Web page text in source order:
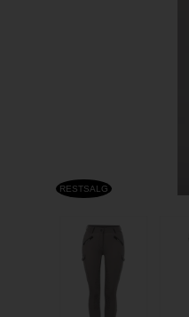
RESTSALG